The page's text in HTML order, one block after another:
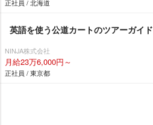
正社員 / 北海道
英語を使う公道カートのツアーガイド
NINJA株式会社
月給23万6,000円～
正社員 / 東京都